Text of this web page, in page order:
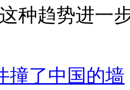
种趋势进一
撞了中国的墙